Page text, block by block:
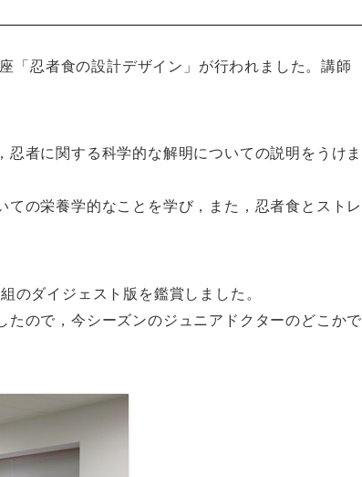
「忍者食の設計デザイン」が行われました。講師
者に関する科学的な解明についての説明をうけま
の栄養学的なことを学び，また，忍者食とストレ
のダイジェスト版を鑑賞しました。
ので，今シーズンのジュニアドクターのどこかで